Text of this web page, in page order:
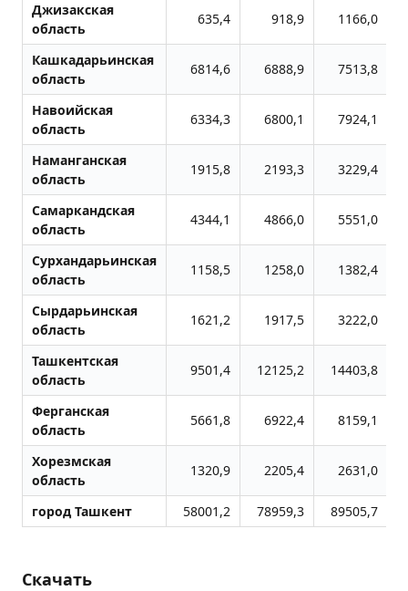
Джизакская
область
635,4 918,9 1166,0
Кашкадарьинская
область
6814,6 6888,9 7513,8
Навоийская
область
6334,3 6800,1 7924,1
Наманганская
область
1915,8 2193,3 3229,4
Самаркандская
область
4344,1 4866,0 5551,0
Сурхандарьинская
область
1158,5 1258,0 1382,4
Сырдарьинская
область
1621,2 1917,5 3222,0
Ташкентская
область
9501,4 12125,2 14403,8
Ферганская
область
5661,8 6922,4 8159,1
Хорезмская
область
1320,9 2205,4 2631,0
город Ташкент 58001,2 78959,3 89505,7
Скачать